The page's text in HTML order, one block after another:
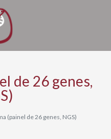
de 26 genes,
(painel de 26 genes, NGS)